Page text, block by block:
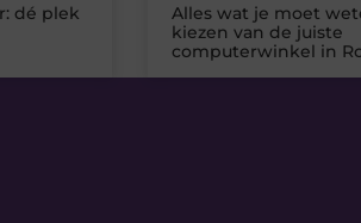
dé plek
Alles wat je moet
kiezen van de juiste
computerwinkel in